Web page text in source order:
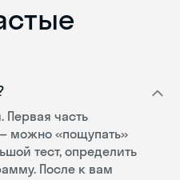
Первая часть
можно «пощупать»
тест, определить
После к вам